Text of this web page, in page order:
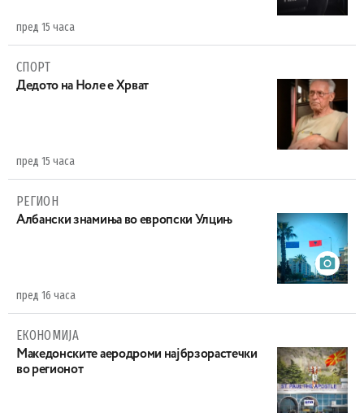
пред 15 часа
СПОРТ
Дедото на Ноле е Хрват
пред 15 часа
РЕГИОН
Aлбански знамиња во европски Улцињ
пред 16 часа
ЕКОНОМИЈА
Maкедонските аеродроми најбрзорастечки
во регионот